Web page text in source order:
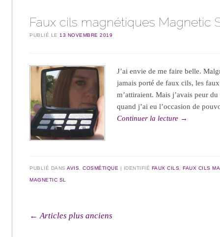
Faux cils magnétiques Magnetic
PUBLIÉ LE 13 NOVEMBRE 2019
J’ai envie de me faire belle.
jamais porté de faux cils, les
m’attiraient. Mais j’avais peur
quand j’ai eu l’occasion de
Continuer la lecture →
PUBLIÉ DANSAVIS ,COSMÉTIQUE IDENTIFIÉ FAUX CILS ,FAUX CILS
MAGNETIC SL
Navigation des articles
← Articles plus anciens